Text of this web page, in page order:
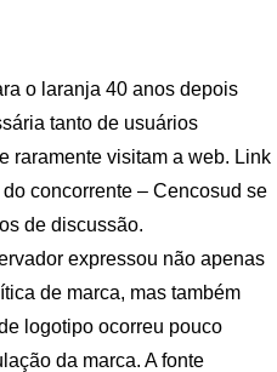
o laranja 40 anos depois
tanto de usuários
raramente visitam a web. Link
concorrente – Cencosud se
de discussão.
expressou não apenas
de marca, mas também
logotipo ocorreu pouco
da marca. A fonte